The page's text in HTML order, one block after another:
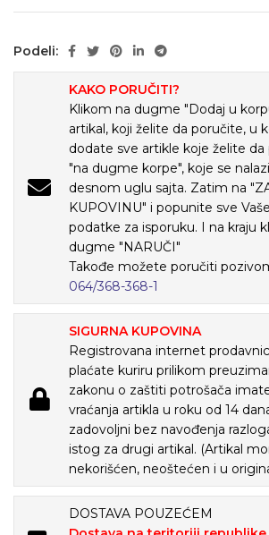
Podeli:
KAKO PORUČITI?
Klikom na dugme "Dodaj u
artikal, koji želite da poručite, u
dodate sve artikle koje želite
"na dugme korpe", koje se
desnom uglu sajta. Zatim na
KUPOVINU" i popunite sve
podatke za isporuku. I na kraju
dugme "NARUČI"
Takođe možete poručiti
064/368-368-1
SIGURNA KUPOVINA
Registrovana internet
plaćate kuriru prilikom
zakonu o zaštiti potrošača
vraćanja artikla u roku od 14
zadovoljni bez navođenja
istog za drugi artikal. (Artikal
nekorišćen, neoštećen i u
DOSTAVA POUZEĆEM